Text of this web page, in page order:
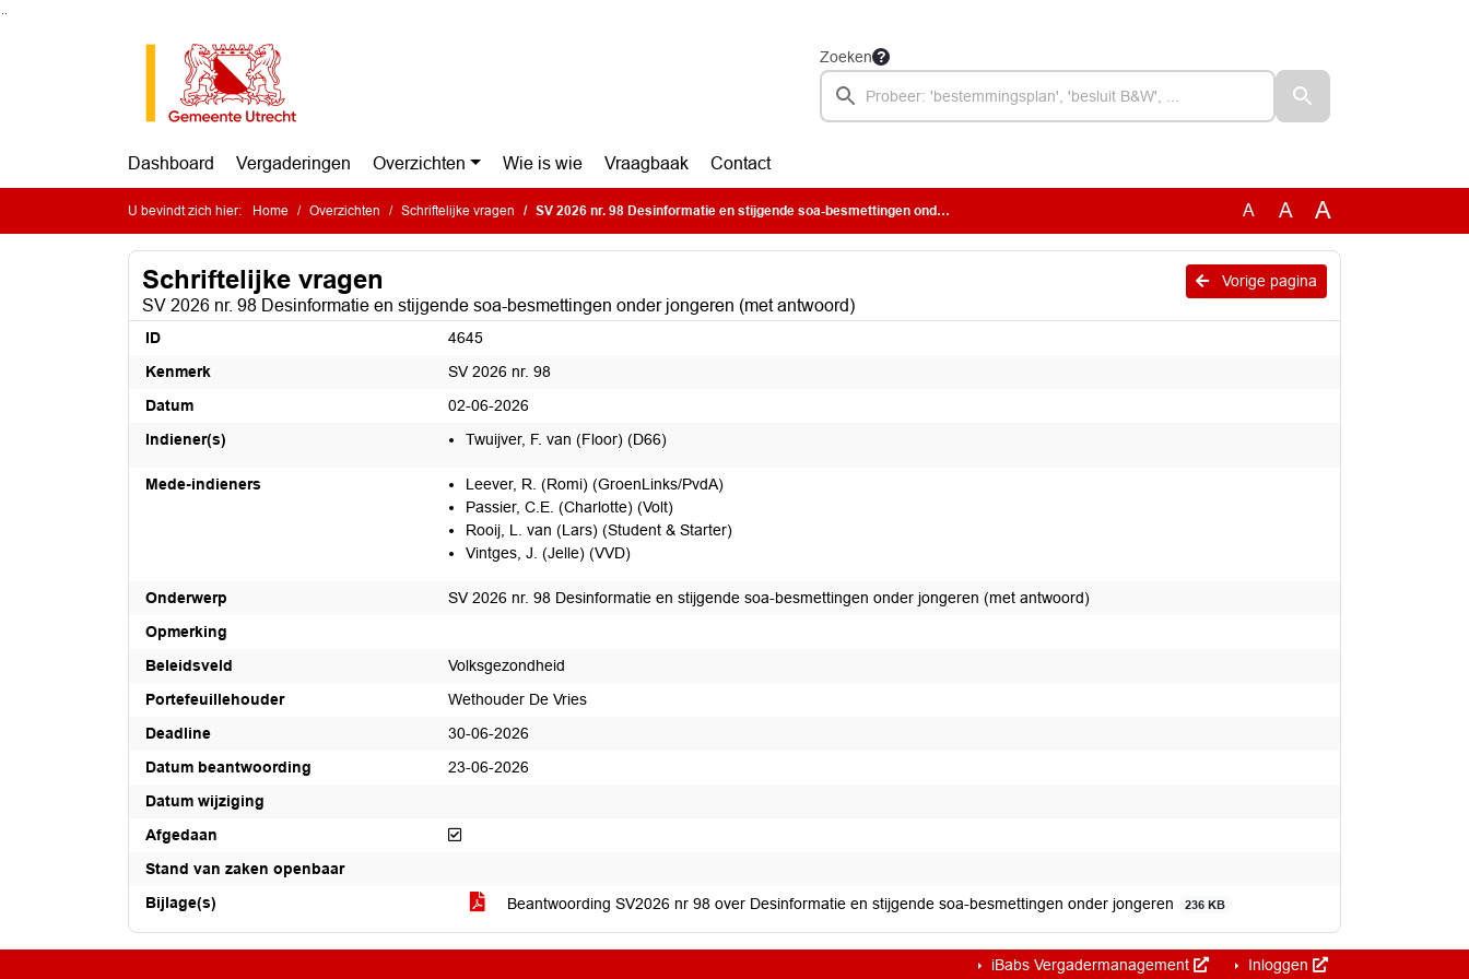
Zoeken
Dashboard Vergaderingen Overzichten Wie is wie Vraagbaak Contact
U bevindt zich hier: Home Overzichten Schriftelijke vragen SV 2026 nr. 98 Desinformatie en stijgende soa-besmettingen onder jongeren (met antwoord) A A A
Vorige pagina
Schriftelijke vragen
SV 2026 nr. 98 Desinformatie en stijgende soa-besmettingen onder jongeren (met antwoord)
ID
4645
Kenmerk
SV 2026 nr. 98
Datum
02-06-2026
Indiener(s)
Twuijver, F. van (Floor) (D66)
Mede-indieners
Leever, R. (Romi) (GroenLinks/PvdA)
Passier, C.E. (Charlotte) (Volt)
Rooij, L. van (Lars) (Student & Starter)
Vintges, J. (Jelle) (VVD)
Onderwerp
SV 2026 nr. 98 Desinformatie en stijgende soa-besmettingen onder jongeren (met antwoord)
Opmerking
Beleidsveld
Volksgezondheid
Portefeuillehouder
Wethouder De Vries
Deadline
30-06-2026
Datum beantwoording
23-06-2026
Datum wijziging
Afgedaan
Afgedaan
Stand van zaken openbaar
Bijlage(s)
Beantwoording SV2026 nr 98 over Desinformatie en stijgende soa-besmettingen onder jongeren 236 KB
iBabs Vergadermanagement Inloggen